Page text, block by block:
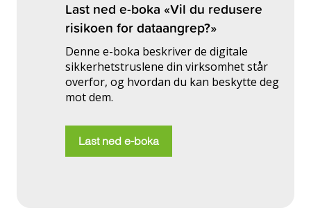
Last ned e-boka «Vil du redusere
risikoen for dataangrep?»
Denne e-boka beskriver de digitale
sikkerhetstruslene din virksomhet står
overfor, og hvordan du kan beskytte deg
mot dem.
Last ned e-boka